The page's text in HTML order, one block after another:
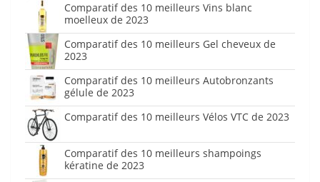
Comparatif des 10 meilleurs Vins blanc
moelleux de 2023
Comparatif des 10 meilleurs Gel cheveux de
2023
Comparatif des 10 meilleurs Autobronzants
gélule de 2023
Comparatif des 10 meilleurs Vélos VTC de 2023
Comparatif des 10 meilleurs shampoings
kératine de 2023